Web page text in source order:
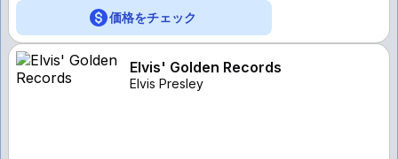
価格をチェック
Elvis' Golden Records
Elvis Presley